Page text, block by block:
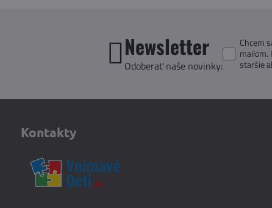
Newsletter
Odoberať naše novinky:
Chcem
mailom.
staršie
Kontakty